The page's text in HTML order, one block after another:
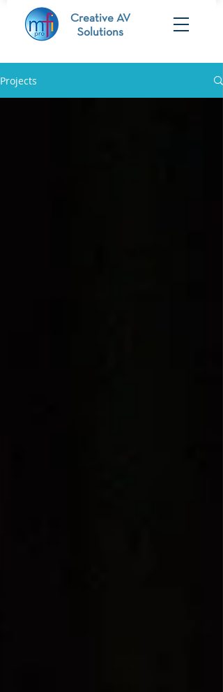
Creative AV
Solutions
Projects